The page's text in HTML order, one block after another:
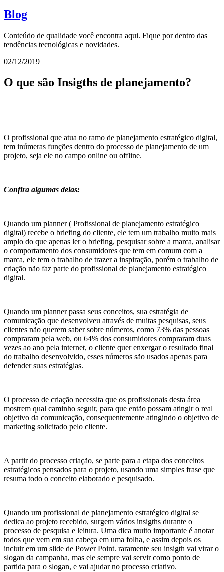
Blog
Conteúdo de qualidade você encontra aqui. Fique por dentro das
tendências tecnológicas e novidades.
02/12/2019
O que são Insigths de planejamento?
O profissional que atua no ramo de planejamento estratégico digital,
tem inúmeras funções dentro do processo de planejamento de um
projeto, seja ele no campo online ou offline.
Confira algumas delas:
Quando um planner ( Profissional de planejamento estratégico
digital) recebe o briefing do cliente, ele tem um trabalho muito mais
amplo do que apenas ler o briefing, pesquisar sobre a marca, analisar
o comportamento dos consumidores que tem em comum com a
marca, ele tem o trabalho de trazer a inspiração, porém o trabalho de
criação não faz parte do profissional de planejamento estratégico
digital.
Quando um planner passa seus conceitos, sua estratégia de
comunicação que desenvolveu através de muitas pesquisas, seus
clientes não querem saber sobre números, como 73% das pessoas
compraram pela web, ou 64% dos consumidores compraram duas
vezes ao ano pela internet, o cliente quer enxergar o resultado final
do trabalho desenvolvido, esses números são usados apenas para
defender suas estratégias.
O processo de criação necessita que os profissionais desta área
mostrem qual caminho seguir, para que então possam atingir o real
objetivo da comunicação, consequentemente atingindo o objetivo de
marketing solicitado pelo cliente.
A partir do processo criação, se parte para a etapa dos conceitos
estratégicos pensados para o projeto, usando uma simples frase que
resuma todo o conceito elaborado e pesquisado.
Quando um profissional de planejamento estratégico digital se
dedica ao projeto recebido, surgem vários insigths durante o
processo de pesquisa e leitura. Uma dica muito importante é anotar
todos que vem em sua cabeça em uma folha, e assim depois os
incluir em um slide de Power Point. raramente seu insigth vai virar o
slogan da campanha, mas ele sempre vai servir como ponto de
partida para o slogan, e vai ajudar no processo criativo.